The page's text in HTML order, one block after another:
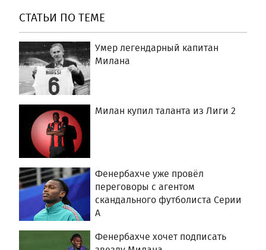
СТАТЬИ ПО ТЕМЕ
Умер легендарный капитан
Милана
Милан купил таланта из Лиги 2
Фенербахче уже провёл
переговоры с агентом
скандального футболиста Серии
А
Фенербахче хочет подписать